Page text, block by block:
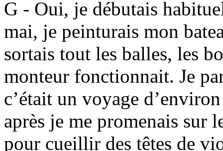
G - Oui, je débutais
mai, je peinturais mon
sortais tout les balles, les
monteur fonctionnait. Je
c’était un voyage
après je me promenais sur
pour cueillir des têtes de